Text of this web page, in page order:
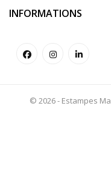
INFORMATIONS
© 2026 - Estampes